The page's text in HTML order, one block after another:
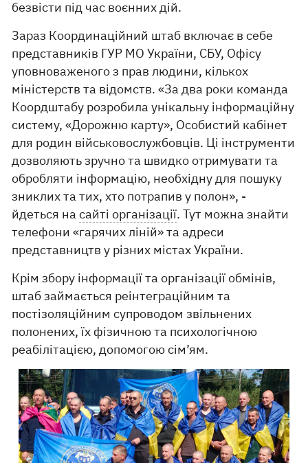
безвісти під час воєнних дій.
Зараз Координаційний штаб включає в себе
представників ГУР МО України, СБУ, Офісу
уповноваженого з прав людини, кількох
міністерств та відомств. «За два роки команда
Коордштабу розробила унікальну інформаційну
систему, «Дорожню карту», Особистий кабінет
для родин військовослужбовців. Ці інструменти
дозволяють зручно та швидко отримувати та
обробляти інформацію, необхідну для пошуку
зниклих та тих, хто потрапив у полон», -
йдеться насайті організації. Тут можна знайти
телефони «гарячих ліній» та адреси
представництв у різних містах України.
Крім збору інформації та організації обмінів,
штаб займається реінтеграційним та
постізоляційним супроводом звільнених
полонених, їх фізичною та психологічною
реабілітацією, допомогою сім’ям.